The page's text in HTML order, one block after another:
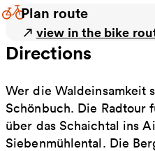
Plan route
view in the bike
Directions
Wer die Waldeinsamkeit
Schönbuch. Die Radtour
über das Schaichtal ins
Siebenmühlental. Die